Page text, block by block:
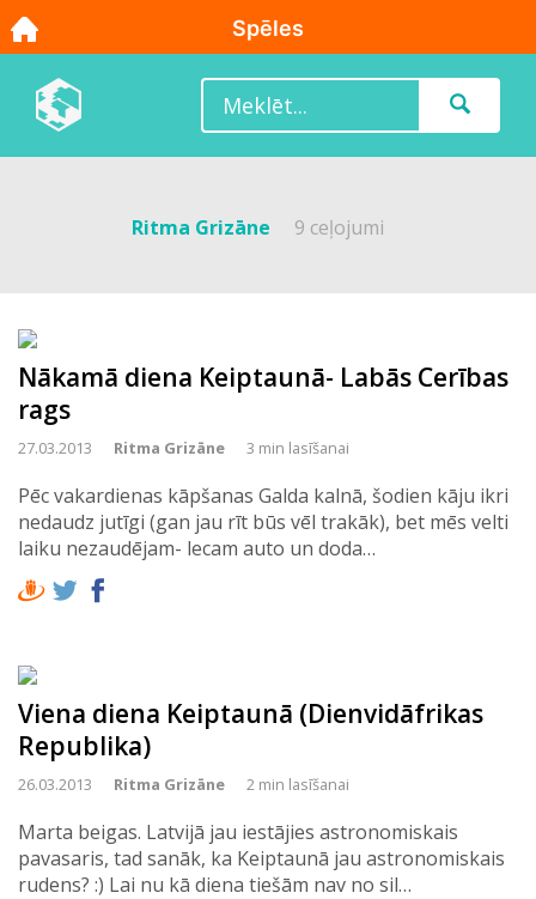
Ritma Grizāne 9 ceļojumi
Nākamā diena Keiptaunā- Labās Cerības
rags
27.03.2013 Ritma Grizāne 3 min lasīšanai
Pēc vakardienas kāpšanas Galda kalnā, šodien kāju ikri
nedaudz jutīgi (gan jau rīt būs vēl trakāk), bet mēs velti
laiku nezaudējam- lecam auto un doda…
Viena diena Keiptaunā (Dienvidāfrikas
Republika)
26.03.2013 Ritma Grizāne 2 min lasīšanai
Marta beigas. Latvijā jau iestājies astronomiskais
pavasaris, tad sanāk, ka Keiptaunā jau astronomiskais
rudens? :) Lai nu kā diena tiešām nav no sil…